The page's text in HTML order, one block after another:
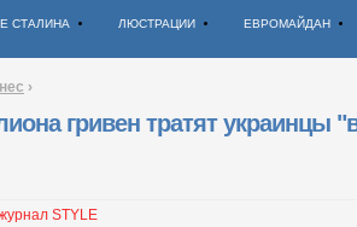
СТАЛИНА ЛЮСТРАЦИИ ЕВРОМАЙДАН
›
гривен тратят украинцы
STYLE